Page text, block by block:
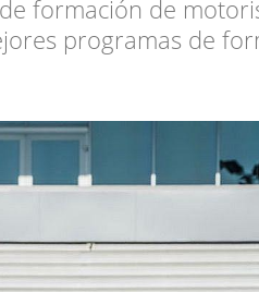
formación de
programas de